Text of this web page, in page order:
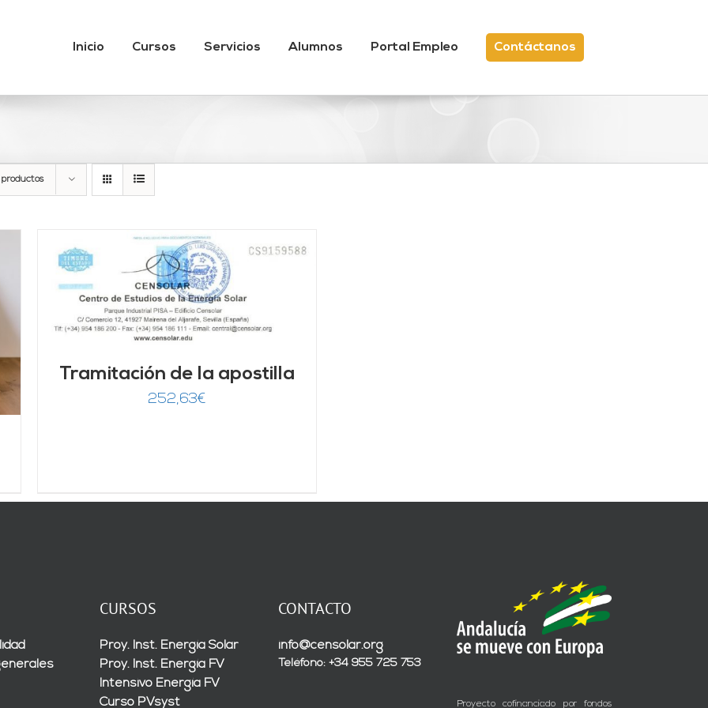
Inicio Cursos Servicios Alumnos Portal Empleo Contáctanos
Tramitación de la apostilla
252,63€
CURSOS
Proy. Inst. Energía Solar
Proy. Inst. Energía FV
Intensivo Energía FV
Curso PVsyst
CONTACTO
info@censolar.org
Teléfono: +34 955 725 753
Proyecto cofinanciado por fondos